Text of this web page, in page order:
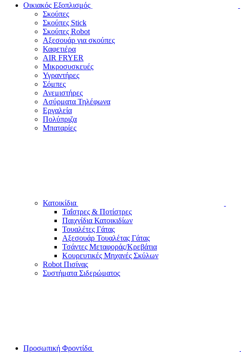
Οικιακός Εξοπλισμός
Σκούπες
Σκούπες Stick
Σκούπες Robot
Αξεσουάρ για σκούπες
Καφετιέρα
AIR FRYER
Μικροσυσκευές
Υγραντήρες
Σόμπες
Ανεμιστήρες
Ασύρματα Τηλέφωνα
Εργαλεία
Πολύπριζα
Μπαταρίες
Κατοικίδια
Ταΐστρες & Ποτίστρες
Παιχνίδια Κατοικιδίων
Τουαλέτες Γάτας
Αξεσουάρ Τουαλέτας Γάτας
Τσάντες Μεταφοράς/Κρεβάτια
Κουρευτικές Μηχανές Σκύλων
Robot Πισίνας
Συστήματα Σιδερώματος
Προσωπική Φροντίδα